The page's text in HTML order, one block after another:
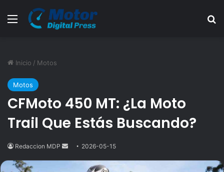
Menú
Inicio / Motos
Motos
CFMoto 450 MT: ¿La Moto
Trail Que Estás Buscando?
Redaccion MDP
Send2026-05-15